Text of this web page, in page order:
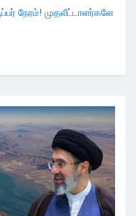
நேரம்! முதலீட்டாளர்களே